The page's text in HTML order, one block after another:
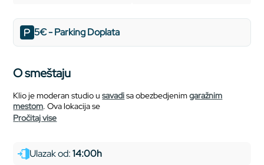
5€ - Parking Doplata
O smeštaju
Klio je moderan studio usavadisa obezbedjenimgaražnim
mestom. Ova lokacija se
pročitaj vise
Ulazak od:14:00h